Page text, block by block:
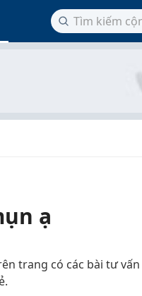
ạ
trang có các bài tư